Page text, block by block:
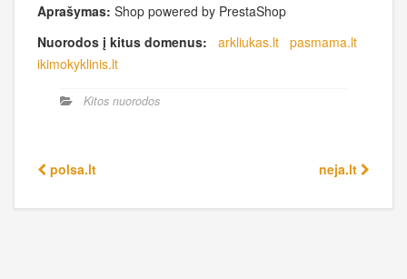
Aprašymas: Shop powered by PrestaShop
Nuorodos į kitus domenus:
arkliukas.lt pasmama.lt
ikimokyklinis.lt
Kitos nuorodos
polsa.lt neja.lt